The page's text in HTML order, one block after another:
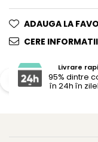
ADAUGA LA
CERE INFORMATII
Livrare
95% dintre
în 24h în